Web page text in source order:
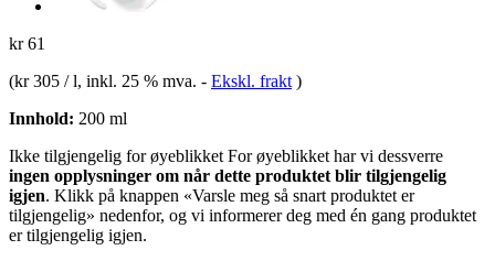
kr 61
(kr 305 / l, inkl. 25 % mva. - Ekskl. frakt )
Innhold: 200 ml
Ikke tilgjengelig for øyeblikket For øyeblikket har vi dessverre
ingen opplysninger om når dette produktet blir tilgjengelig
igjen. Klikk på knappen «Varsle meg så snart produktet er
tilgjengelig» nedenfor, og vi informerer deg med én gang produktet
er tilgjengelig igjen.